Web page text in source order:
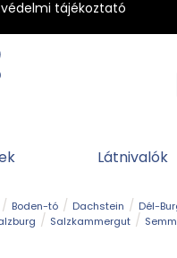
tájékoztató
Látnivalók
Boden-tó Dachstein Dél-
Salzkammergut